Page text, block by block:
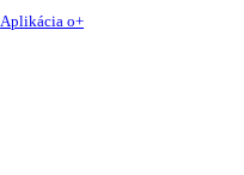
Aplikácia o+